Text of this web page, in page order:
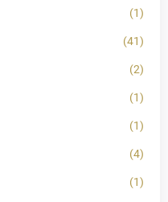
(1)
(41)
(2)
(1)
(1)
(4)
(1)